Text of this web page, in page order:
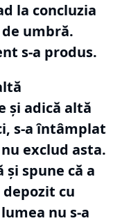
la concluzia
umbră.
s-a produs.
şi adică altă
s-a întâmplat
exclud asta.
spune că a
cu
nu s-a